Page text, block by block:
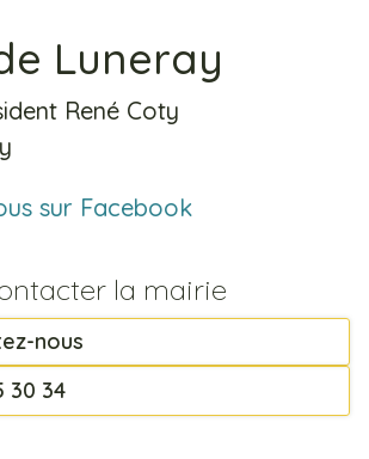
Luneray
René Coty
sur Facebook
la mairie
nous
30 34